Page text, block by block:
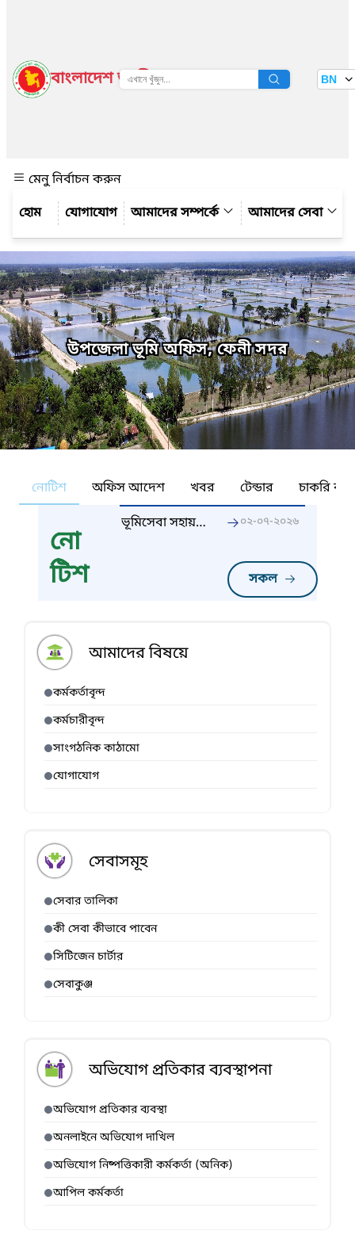
বাংলাদেশ জাতীয় তথ্য বাতায়ন BN
মেনু নির্বাচন করুন
যোগাযোগ
আমাদের সম্পর্কে আমাদের সেবা
উপজেলা ভূমি অফিস, ফেনী সদর
নোটিশ অফিস আদেশ খবর টেন্ডার চাকরি
নো
টিশ
সকল
ভূমিসেবা সহায়তা
০২-০৭-২০২৬
আমাদের বিষয়ে
কর্মকর্তাবৃন্দ
কর্মচারীবৃন্দ
সাংগঠনিক কাঠামো
যোগাযোগ
সেবাসমূহ
সেবার তালিকা
কী সেবা কীভাবে পাবেন
সিটিজেন চার্টার
সেবাকুঞ্জ
অভিযোগ প্রতিকার ব্যবস্থাপনা
অভিযোগ প্রতিকার ব্যবস্থা
অনলাইনে অভিযোগ দাখিল
অভিযোগ নিষ্পত্তিকারী কর্মকর্তা (অনিক)
আপিল কর্মকর্তা